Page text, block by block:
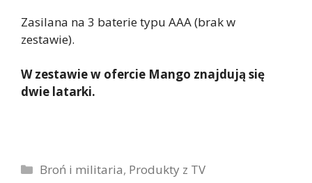
Zasilana na 3 baterie typu AAA (brak w
zestawie).
W zestawie w ofercie Mango znajdują się
dwie latarki.
Kategorie
Broń i militaria, Produkty z TV